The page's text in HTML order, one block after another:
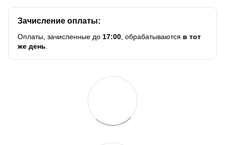
Зачисление оплаты:
Оплаты, зачисленные до 17:00 , обрабатываются в тот
же день